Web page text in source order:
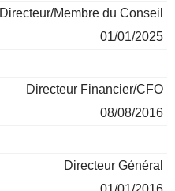
Directeur/Membre du Conseil
01/01/2025
Directeur Financier/CFO
08/08/2016
Directeur Général